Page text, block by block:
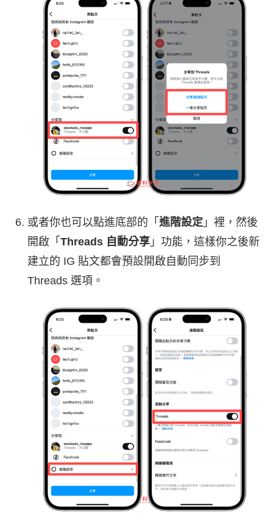
或者你也可以點進底部的「 進階設定 」裡，然後
開啟「 Threads 自動分享 」功能，這樣你之後新
建立的 IG 貼文都會預設開啟自動同步到
Threads 選項。